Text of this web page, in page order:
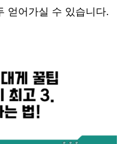
얻어가실 수 있습니다.